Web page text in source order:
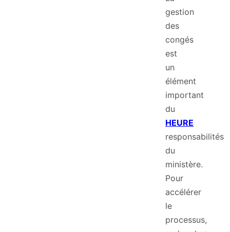
gestion
des
congés
est
un
élément
important
du
HEURE
responsabilités
du
ministère.
Pour
accélérer
le
processus,